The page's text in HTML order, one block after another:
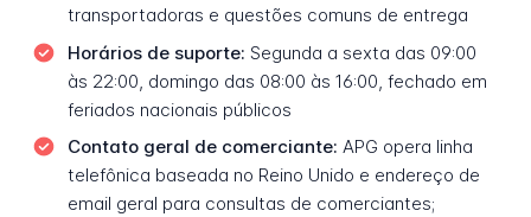
transportadoras e questões comuns de entrega
Horários de suporte: Segunda a sexta das 09:00
às 22:00, domingo das 08:00 às 16:00, fechado em
feriados nacionais públicos
Contato geral de comerciante: APG opera linha
telefônica baseada no Reino Unido e endereço de
email geral para consultas de comerciantes;